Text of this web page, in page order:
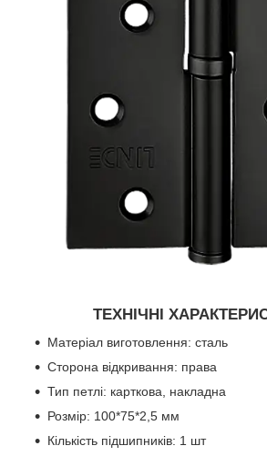
ТЕХНІЧНІ
Матеріал виготовлення: сталь
Сторона відкривання: права
Тип петлі: карткова, накладна
Розмір: 100*75*2,5 мм
Кількість підшипників: 1 шт